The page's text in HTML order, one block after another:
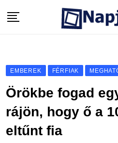
EMBEREK FÉRFIAK
Örökbe fogad
rájön, hogy ő a
eltűnt fia